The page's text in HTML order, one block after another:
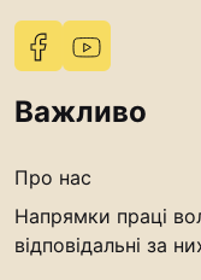
Важливо
Про нас
Напрямки праці
відповідальні за